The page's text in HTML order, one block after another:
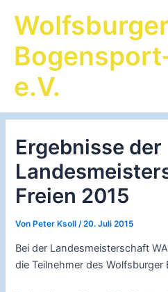
InhaltWolfsburger
e.V.
Ergebnisse der
Freien 2015
VonPeter Ksoll /20. Juli 2015
Bei der Landesmeisterschaft
die Teilnehmer des Wolfsburger